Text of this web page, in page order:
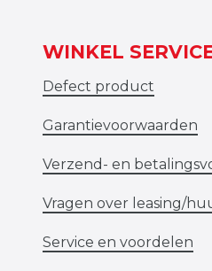
WINKEL
Defect product
Garantievoorwaarden
Verzend- en
Vragen over leasing/
Service en voordelen